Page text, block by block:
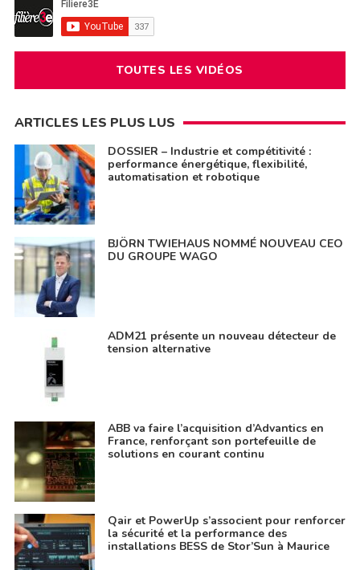
TOUTES LES VIDÉOS
ARTICLES LES PLUS LUS
DOSSIER – Industrie et compétitivité :
performance énergétique, flexibilité,
automatisation et robotique
BJÖRN TWIEHAUS NOMMÉ NOUVEAU CEO
DU GROUPE WAGO
ADM21 présente un nouveau détecteur de
tension alternative
ABB va faire l’acquisition d’Advantics en
France, renforçant son portefeuille de
solutions en courant continu
Qair et PowerUp s’associent pour renforcer
la sécurité et la performance des
installations BESS de Stor’Sun à Maurice